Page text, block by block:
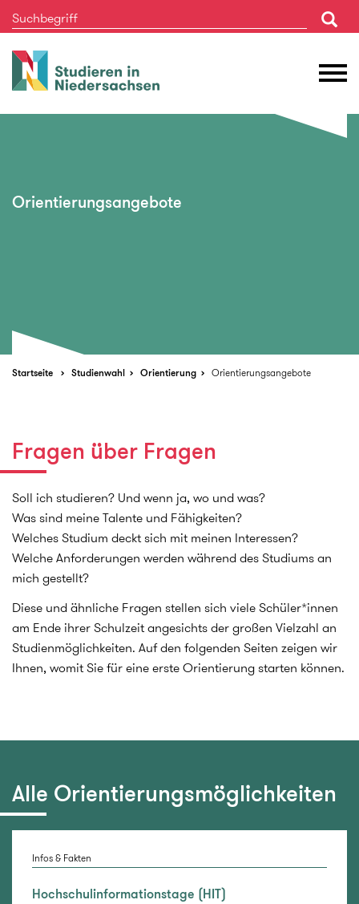
Studieren
in
Orientierungsangebote
Startseite Studienwahl Orientierung Orientierungsangebote
Fragen über Fragen
Soll ich studieren? Und wenn ja, wo und was?
Was sind meine Talente und Fähigkeiten?
Welches Studium deckt sich mit meinen Interessen?
Welche Anforderungen werden während des Studiums an
mich gestellt?
Diese und ähnliche Fragen stellen sich viele Schüler*innen
am Ende ihrer Schulzeit angesichts der großen Vielzahl an
Studienmöglichkeiten. Auf den folgenden Seiten zeigen wir
Ihnen, womit Sie für eine erste Orientierung starten können.
Alle Orientierungsmöglichkeiten
Infos & Fakten
Hochschulinformationstage (HIT)